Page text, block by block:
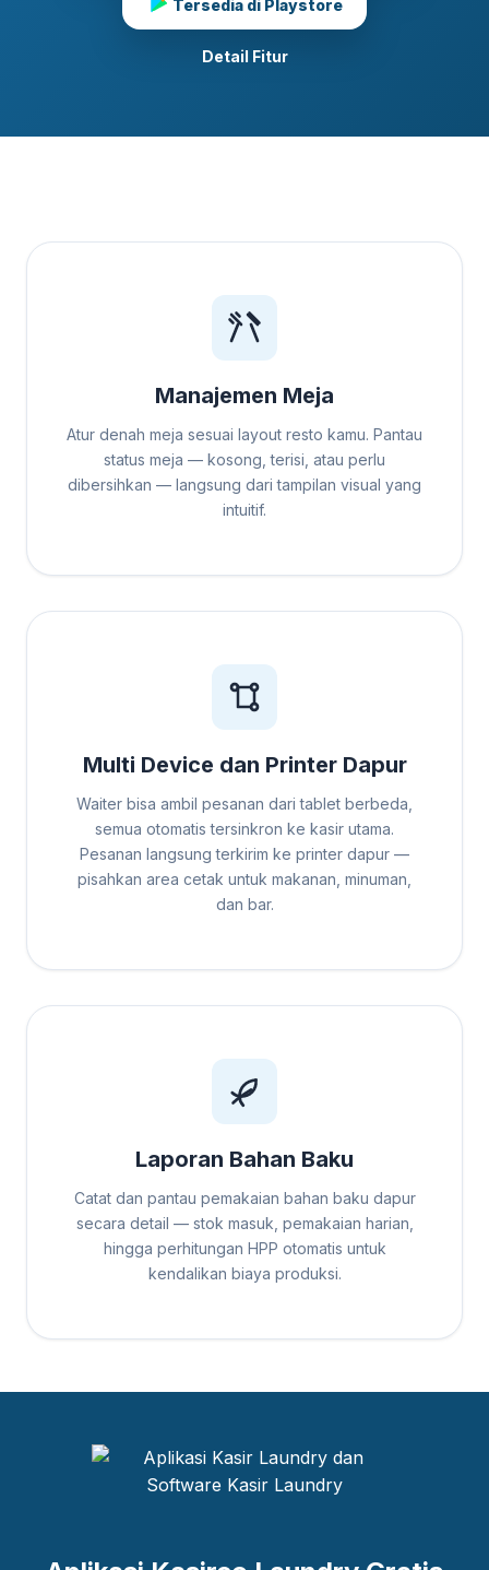
Tersedia di Playstore
Detail Fitur
Manajemen Meja
Atur denah meja sesuai layout resto kamu. Pantau
status meja — kosong, terisi, atau perlu
dibersihkan — langsung dari tampilan visual yang
intuitif.
Multi Device dan Printer Dapur
Waiter bisa ambil pesanan dari tablet berbeda,
semua otomatis tersinkron ke kasir utama.
Pesanan langsung terkirim ke printer dapur —
pisahkan area cetak untuk makanan, minuman,
dan bar.
Laporan Bahan Baku
Catat dan pantau pemakaian bahan baku dapur
secara detail — stok masuk, pemakaian harian,
hingga perhitungan HPP otomatis untuk
kendalikan biaya produksi.